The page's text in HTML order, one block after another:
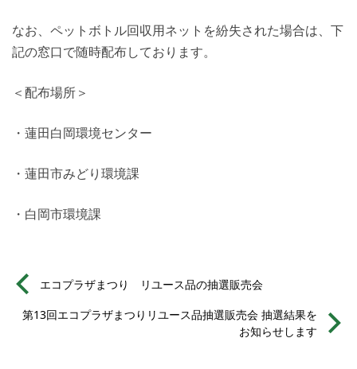
なお、ペットボトル回収用ネットを紛失された場合は、下
記の窓口で随時配布しております。
＜配布場所＞
・蓮田白岡環境センター
・蓮田市みどり環境課
・白岡市環境課
エコプラザまつり リユース品の抽選販売会
第13回エコプラザまつりリユース品抽選販売会 抽選結果を
お知らせします